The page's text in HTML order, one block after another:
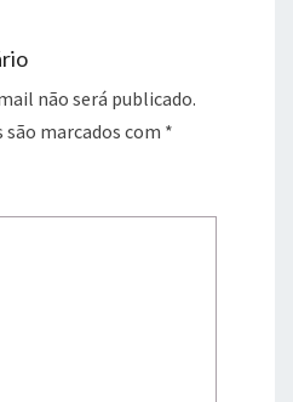
não será publicado.
marcados com *